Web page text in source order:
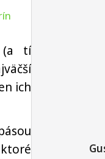
(a tí
ich